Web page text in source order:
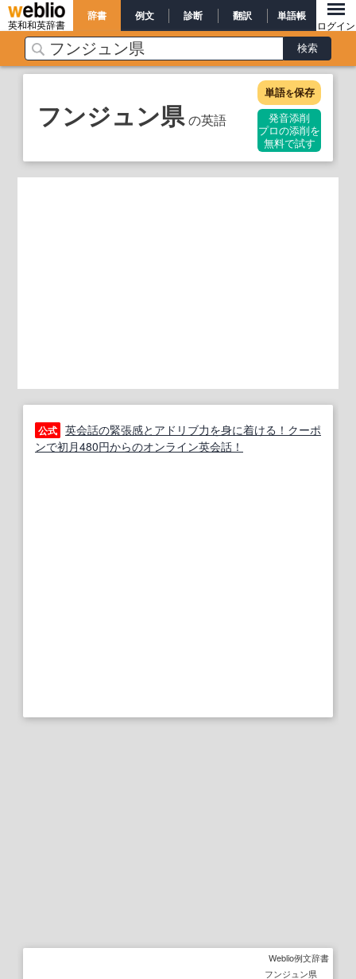
英和和英辞書
辞書 例文 診断 翻訳 単語帳
ログイン
フンジュン県 の英語
単語を保存
発音添削
プロの添削を
無料で試す
公式 英会話の緊張感とアドリブ力を身に着ける！クーポ
ンで初月480円からのオンライン英会話！
Weblio例文辞書
フンジュン県